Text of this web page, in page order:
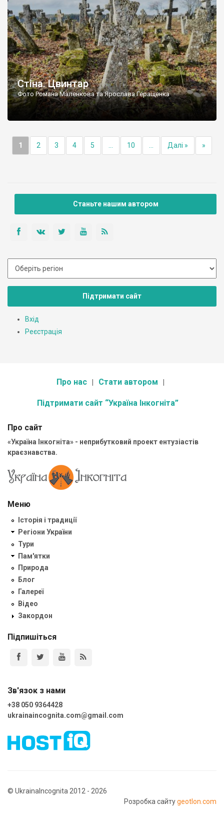
Стіна. Цвинтар
Фото Романа Маленкова та Ярослава Геращенка
1 2 3 4 5 10 Далі » »
Станьте нашим автором
Підтримати сайт
Вхід
Реєстрація
Про нас Стати автором
Підтримати сайт “Україна Інкогніта”
Про сайт
«Україна Інкогніта» - неприбутковий проект ентузіастів
краєзнавства.
Меню
Історія і традиції
Регіони України
Тури
Пам'ятки
Природа
Блог
Галереї
Відео
Закордон
Підпишіться
Зв'язок з нами
+38 050 9364428
ukrainaincognita.com@gmail.com
© UkrainaIncognita 2012 - 2026
Розробка сайтуgeotlon.com